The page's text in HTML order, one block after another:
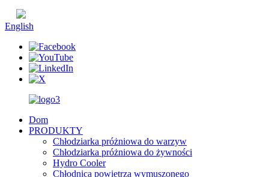
English
Dom
PRODUKTY
Chłodziarka próżniowa do warzyw
Chłodziarka próżniowa do żywności
Hydro Cooler
Chłodnica powietrza wymuszonego